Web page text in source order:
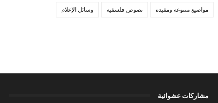
مواضيع متنوعة ومفيدة نصوص فلسفية وسائل الإعلام
مشاركات عشوائية